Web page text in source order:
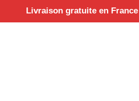
Livraison gratuite en